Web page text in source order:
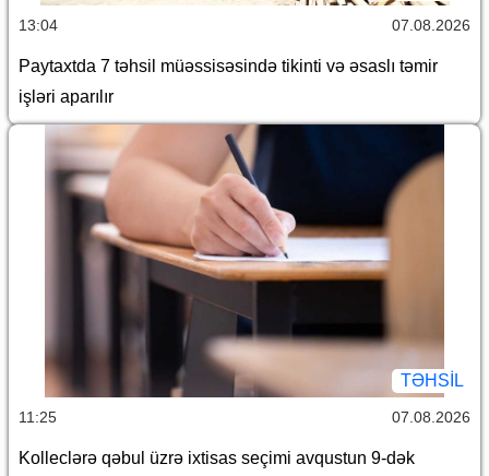
13:04 07.08.2026
Paytaxtda 7 təhsil müəssisəsində tikinti və əsaslı təmir
işləri aparılır
TƏHSIL
11:25 07.08.2026
Kolleclərə qəbul üzrə ixtisas seçimi avqustun 9-dək